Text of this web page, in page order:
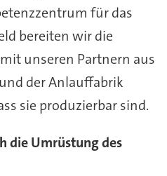
für das
bereiten wir die
unseren Partnern aus
der Anlauffabrik
sie produzierbar sind.
die Umrüstung des